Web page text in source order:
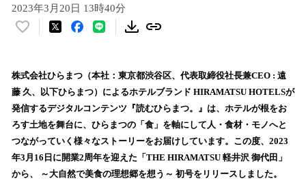
2023年3月20日 13時40分
い
！
数
を
読
み
込
み
中
株式会社ひらまつ（本社：東京都渋谷区、代表取締役社長兼CEO : 遠
藤 久、以下ひらまつ）によるホテルブランド HIRAMATSU HOTELSが
発信するデジタルコンテンツ『読むひらまつ。』は、ホテルが根をお
ろす土地を舞台に、ひらまつの「食」を軸にして人・食材・モノへと
つながっていく様々なストーリーをお届けしています。この度、2023
年3月16日に開業2周年を迎えた「THE HIRAMATSU 軽井沢 御代田」
から、 ～大自然で美食の理想郷を想う～ 初号をリリースしました。